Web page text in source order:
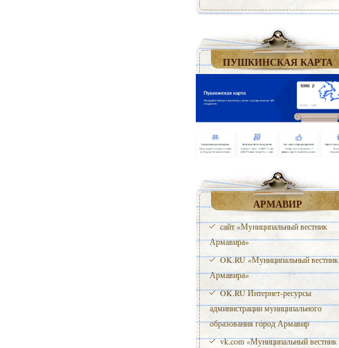
ПУШКИНСКАЯ КАРТА
АРМАВИР
cайт «Муниципальный вестник
Армавира»
OK.RU «Муниципальный вестник
Армавира»
OK.RU Интернет-ресурсы
администрации муниципального
образования город Армавир
vk.com «Муниципальный вестник